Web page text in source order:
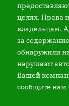
целях. Права
владельцам.
за
обнаружили
нарушают
Вашей
сообщите нам